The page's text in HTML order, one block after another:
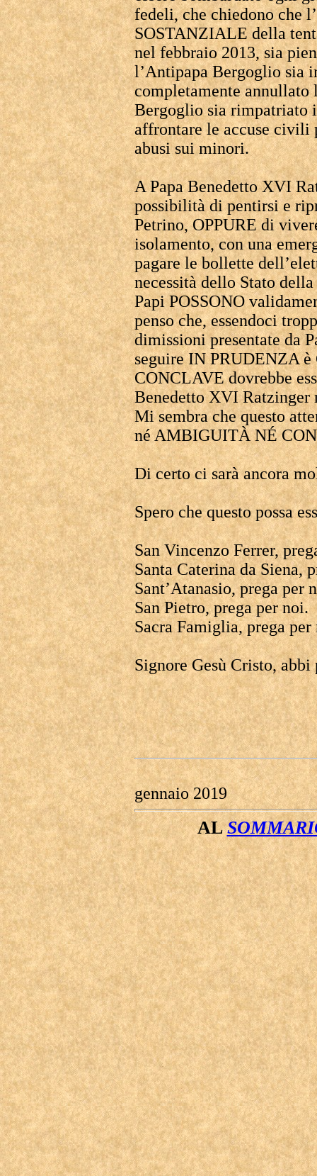
fedeli, che chiedono che
SOSTANZIALE della
nel febbraio 2013, sia
l’Antipapa Bergoglio sia
completamente annullato
Bergoglio sia rimpatriato
affrontare le accuse
abusi sui minori.
A Papa Benedetto XVI
possibilità di pentirsi e
Petrino, OPPURE di
isolamento, con una
pagare le bollette
necessità dello Stato
Papi POSSONO
penso che, essendoci
dimissioni presentate da
seguire IN PRUDENZA
CONCLAVE dovrebbe
Benedetto XVI Ratzinger
Mi sembra che questo
né AMBIGUITÀ NÉ
Di certo ci sarà ancora
Spero che questo possa
San Vincenzo Ferrer,
Santa Caterina da Siena,
Sant’Atanasio, prega per
San Pietro, prega per noi.
Sacra Famiglia, prega per
Signore Gesù Cristo,
gennaio 2019
AL